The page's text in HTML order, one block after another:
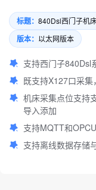
标题： 840Dsl西门子机
版本： 以太网版本
支持西门子840Dsl
既支持X127口采
机床采集点位支持
导入添加
支持MQTT和
支持离线数据存储